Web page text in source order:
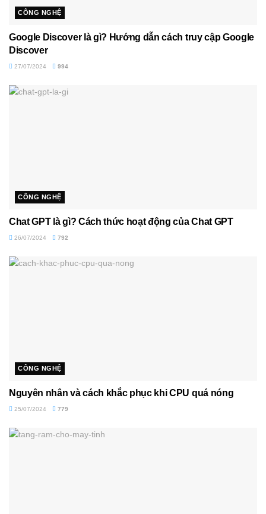
CÔNG NGHỆ
Google Discover là gì? Hướng dẫn cách truy cập Google
Discover
27/07/2024 994
CÔNG NGHỆ
Chat GPT là gì? Cách thức hoạt động của Chat GPT
26/07/2024 792
CÔNG NGHỆ
Nguyên nhân và cách khắc phục khi CPU quá nóng
25/07/2024 779